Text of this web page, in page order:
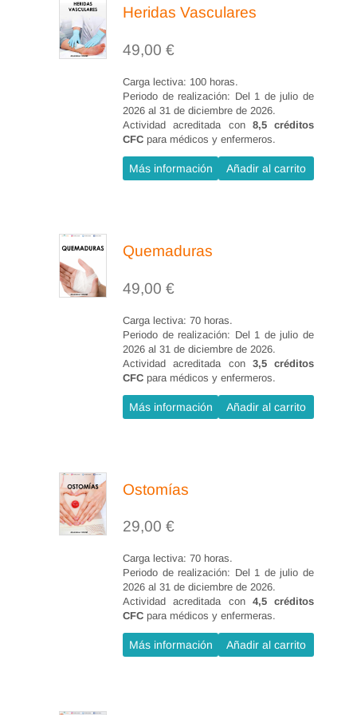
quirúrgicos de cirugía
traumatológica, sus
tratamiento.
Conocer las distintas heridas
resultantes de procedimientos
quirúrgicos de cirugía torácica
tratamiento.
Conocer las distintas heridas
resultantes de procedimientos
ginecológica y urológica, sus
particularidades, cuidados y
tratamiento.
Conocer las distintas heridas
otorrinolaringología y
oftalmología, sus
particularidades, cuidados y
cotidiana lo antes posible.
Es una herramienta muy útil en los
Primaria y Especializada) del
Sistema Sanitario Español.
cicatrización.
2.3.1 La edad.
2.3.2 Nutrición.
2.3.3 Enfermedad Crónica.
2.3.4 Tabaquismo.
2.3.5 Fármacos.
2.3.6 Factores locales.
2.3.7 Hipovolemia
2.4 Complicaciones de la
cicatrización.
2.4.1 Infección.
2.4.2 Hematoma.
2.4.3 Seroma.
2.4.4 Dehiscencia y evisceración.
2.4.5 Cierre inadecuado.
procedimientos generales (10
horas)
3.1 Valoración de la herida.
3.2 Cuidados de la herida.
3.2.1 Limpieza.
3.2.2 Desbridamiento .
3.2.3 Abordaje de la infección.
3.2.4 Estimulación de la
Heridas Vasculares
49,00 €
Carga lectiva: 100 horas.
Periodo de realización: Del 1 de julio de
2026 al 31 de diciembre de 2026.
Actividad acreditada con 8,5 créditos
CFC para médicos y enfermeros.
Más información Añadir al carrito
Quemaduras
49,00 €
Carga lectiva: 70 horas.
Periodo de realización: Del 1 de julio de
2026 al 31 de diciembre de 2026.
Actividad acreditada con 3,5 créditos
CFC para médicos y enfermeros.
Más información Añadir al carrito
Ostomías
29,00 €
Carga lectiva: 70 horas.
Periodo de realización: Del 1 de julio de
2026 al 31 de diciembre de 2026.
Actividad acreditada con 4,5 créditos
CFC para médicos y enfermeras.
Más información Añadir al carrito